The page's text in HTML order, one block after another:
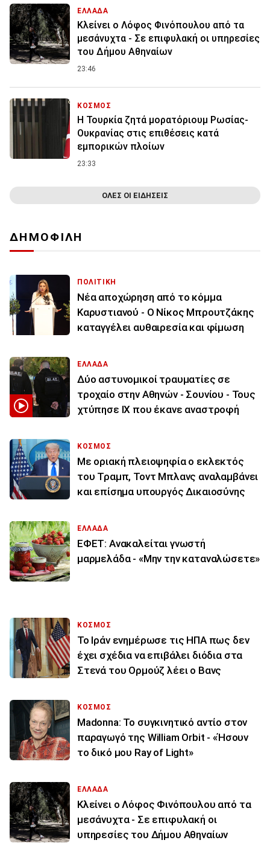
ΕΛΛΑΔΑ
Κλείνει ο Λόφος Φινόπουλου από τα
μεσάνυχτα - Σε επιφυλακή οι υπηρεσίες
του Δήμου Αθηναίων
23:46
ΚΟΣΜΟΣ
Η Τουρκία ζητά μορατόριουμ Ρωσίας-
Ουκρανίας στις επιθέσεις κατά
εμπορικών πλοίων
23:33
ΟΛΕΣ ΟΙ ΕΙΔΗΣΕΙΣ
ΔΗΜΟΦΙΛΗ
ΠΟΛΙΤΙΚΗ
Νέα αποχώρηση από το κόμμα
Καρυστιανού - Ο Νίκος Μπρουτζάκης
καταγγέλει αυθαιρεσία και φίμωση
ΕΛΛΑΔΑ
Δύο αστυνομικοί τραυματίες σε
τροχαίο στην Αθηνών - Σουνίου - Τους
χτύπησε ΙΧ που έκανε αναστροφή
ΚΟΣΜΟΣ
Με οριακή πλειοψηφία ο εκλεκτός
του Τραμπ, Τοντ Μπλανς αναλαμβάνει
και επίσημα υπουργός Δικαιοσύνης
ΕΛΛΑΔΑ
ΕΦΕΤ: Ανακαλείται γνωστή
μαρμελάδα - «Μην την καταναλώσετε»
ΚΟΣΜΟΣ
To Ιράν ενημέρωσε τις ΗΠΑ πως δεν
έχει σχέδια να επιβάλει διόδια στα
Στενά του Ορμούζ λέει ο Βανς
ΚΟΣΜΟΣ
Madonna: Το συγκινητικό αντίο στον
παραγωγό της William Orbit - «Ήσουν
το δικό μου Ray of Light»
ΕΛΛΑΔΑ
Κλείνει ο Λόφος Φινόπουλου από τα
μεσάνυχτα - Σε επιφυλακή οι
υπηρεσίες του Δήμου Αθηναίων